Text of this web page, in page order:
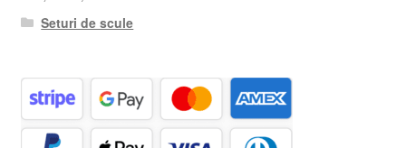
Seturi de scule